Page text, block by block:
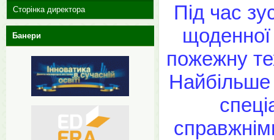
Під час
пожежну
Найбільше
Сторінка директора
Банери